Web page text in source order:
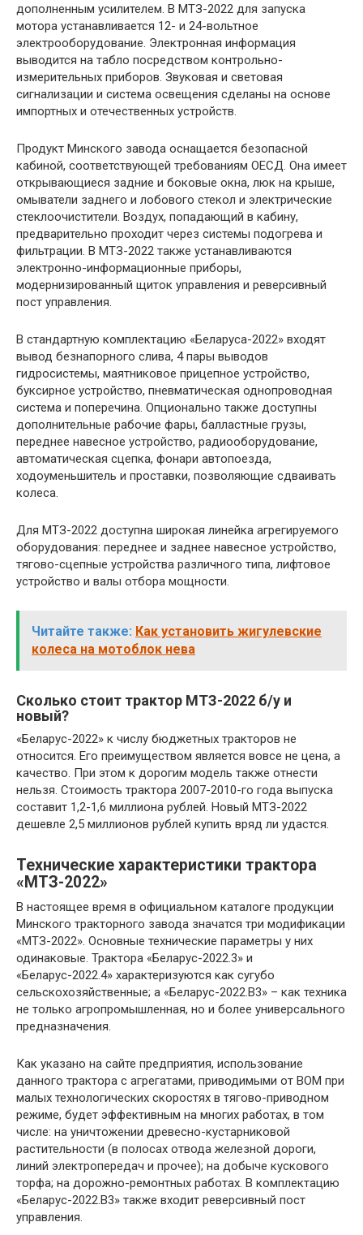
дополненным усилителем. В МТЗ-2022 для запуска
мотора устанавливается 12- и 24-вольтное
электрооборудование. Электронная информация
выводится на табло посредством контрольно-
измерительных приборов. Звуковая и световая
сигнализации и система освещения сделаны на основе
импортных и отечественных устройств.
Продукт Минского завода оснащается безопасной
кабиной, соответствующей требованиям ОЕСД. Она имеет
открывающиеся задние и боковые окна, люк на крыше,
омыватели заднего и лобового стекол и электрические
стеклоочистители. Воздух, попадающий в кабину,
предварительно проходит через системы подогрева и
фильтрации. В МТЗ-2022 также устанавливаются
электронно-информационные приборы,
модернизированный щиток управления и реверсивный
пост управления.
В стандартную комплектацию «Беларуса-2022» входят
вывод безнапорного слива, 4 пары выводов
гидросистемы, маятниковое прицепное устройство,
буксирное устройство, пневматическая однопроводная
система и поперечина. Опционально также доступны
дополнительные рабочие фары, балластные грузы,
переднее навесное устройство, радиооборудование,
автоматическая сцепка, фонари автопоезда,
ходоуменьшитель и проставки, позволяющие сдваивать
колеса.
Для МТЗ-2022 доступна широкая линейка агрегируемого
оборудования: переднее и заднее навесное устройство,
тягово-сцепные устройства различного типа, лифтовое
устройство и валы отбора мощности.
Читайте также: Как установить жигулевские
колеса на мотоблок нева
Сколько стоит трактор МТЗ-2022 б/у и
новый?
«Беларус-2022» к числу бюджетных тракторов не
относится. Его преимуществом является вовсе не цена, а
качество. При этом к дорогим модель также отнести
нельзя. Стоимость трактора 2007-2010-го года выпуска
составит 1,2-1,6 миллиона рублей. Новый МТЗ-2022
дешевле 2,5 миллионов рублей купить вряд ли удастся.
Технические характеристики трактора
«МТЗ-2022»
В настоящее время в официальном каталоге продукции
Минского тракторного завода значатся три модификации
«МТЗ-2022». Основные технические параметры у них
одинаковые. Трактора «Беларус-2022.3» и
«Беларус-2022.4» характеризуются как сугубо
сельскохозяйственные; а «Беларус-2022.В3» – как техника
не только агропромышленная, но и более универсального
предназначения.
Как указано на сайте предприятия, использование
данного трактора с агрегатами, приводимыми от ВОМ при
малых технологических скоростях в тягово-приводном
режиме, будет эффективным на многих работах, в том
числе: на уничтожении древесно-кустарниковой
растительности (в полосах отвода железной дороги,
линий электропередач и прочее); на добыче кускового
торфа; на дорожно-ремонтных работах. В комплектацию
«Беларус-2022.В3» также входит реверсивный пост
управления.